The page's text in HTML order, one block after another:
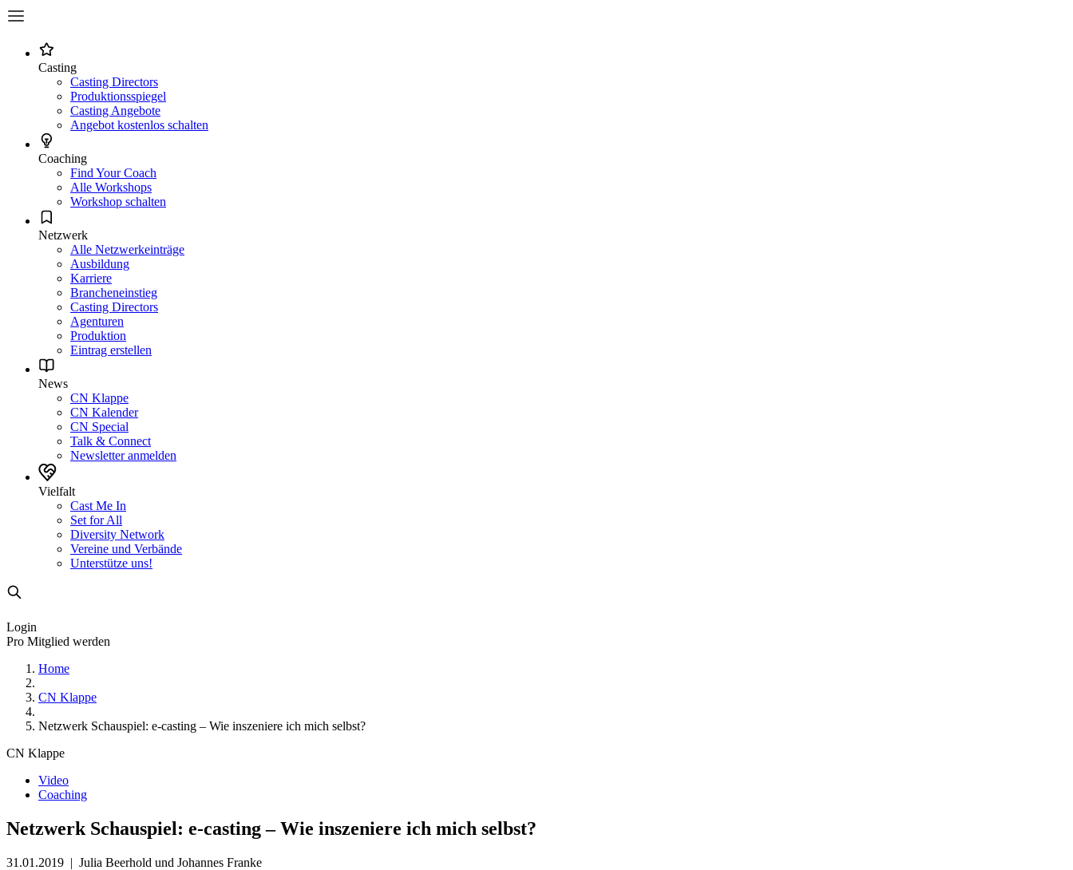
Casting
Casting Directors
Produktionsspiegel
Casting Angebote
Angebot kostenlos schalten
Coaching
Find Your Coach
Alle Workshops
Workshop schalten
Netzwerk
Alle Netzwerkeinträge
Ausbildung
Karriere
Brancheneinstieg
Casting Directors
Agenturen
Produktion
Eintrag erstellen
News
CN Klappe
CN Kalender
CN Special
Talk & Connect
Newsletter anmelden
Vielfalt
Cast Me In
Set for All
Diversity Network
Vereine und Verbände
Unterstütze uns!
Login
Pro Mitglied werden
Home
CN Klappe
Netzwerk Schauspiel: e-casting – Wie inszeniere ich mich selbst?
CN Klappe
Video
Coaching
Netzwerk Schauspiel: e-casting – Wie inszeniere ich mich selbst?
31.01.2019 | Julia Beerhold und Johannes Franke